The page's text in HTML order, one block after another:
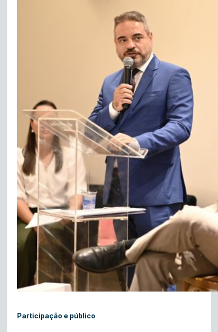
Participação e público